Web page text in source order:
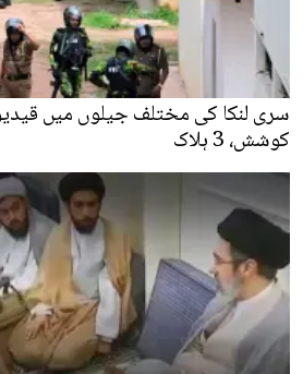
سری لنکا کی مختلف جیلوں میں
کوشش، 3 ہلاک